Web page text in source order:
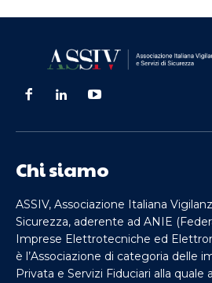
Chi siamo
ASSIV, Associazione Italiana
Sicurezza, aderente ad ANIE
Imprese Elettrotecniche ed
è l’Associazione di categoria delle
Privata e Servizi Fiduciari alla quale